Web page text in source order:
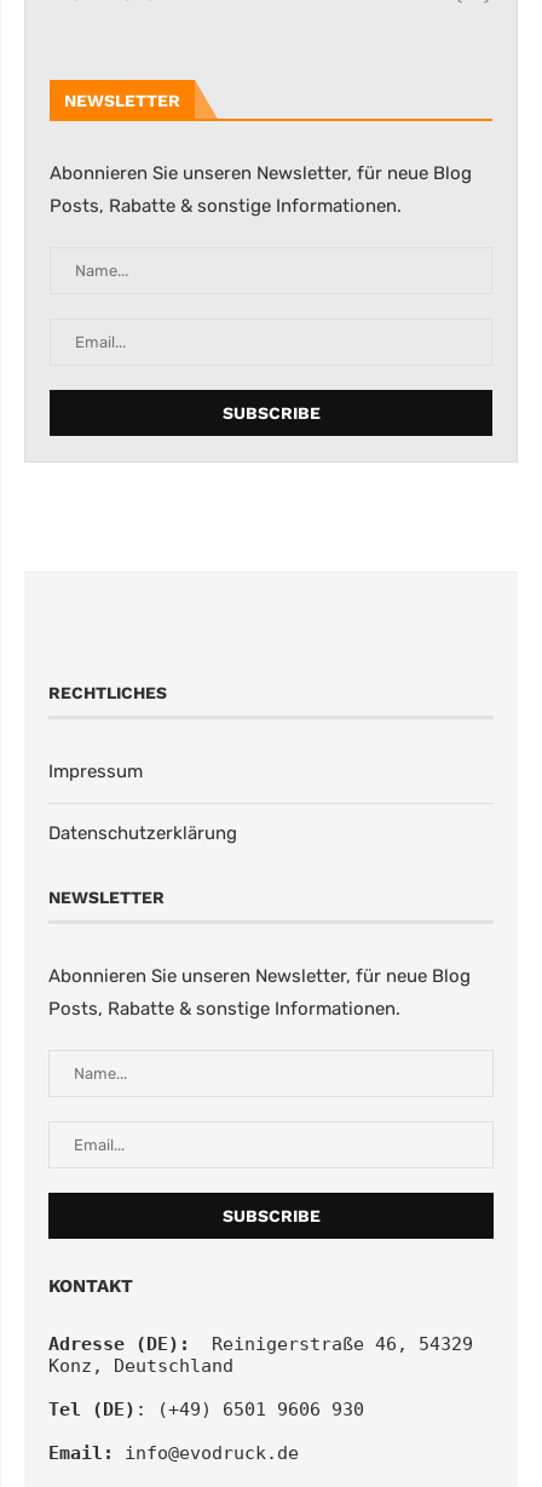
NEWSLETTER
Abonnieren Sie unseren Newsletter, für neue Blog
Posts, Rabatte & sonstige Informationen.
RECHTLICHES
Impressum
Datenschutzerklärung
NEWSLETTER
Abonnieren Sie unseren Newsletter, für neue Blog
Posts, Rabatte & sonstige Informationen.
KONTAKT
Adresse (DE):
Reinigerstraße 46, 54329
Konz, Deutschland
Tel (DE) : (+49) 6501 9606 930
Email:
info@evodruck.de